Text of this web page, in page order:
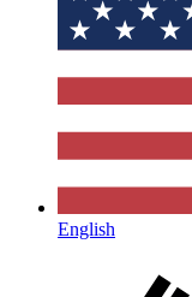
English